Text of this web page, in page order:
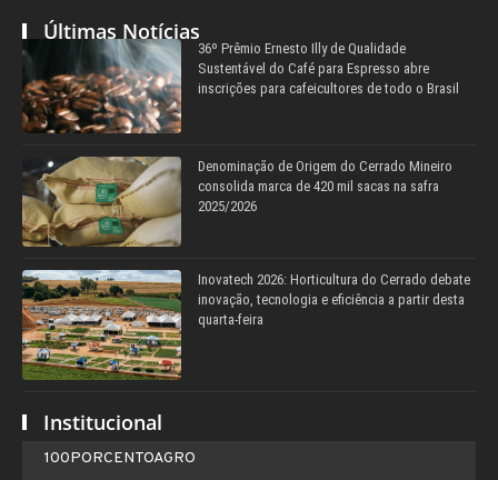
Últimas Notícias
36º Prêmio Ernesto Illy de Qualidade
Sustentável do Café para Espresso abre
inscrições para cafeicultores de todo o Brasil
Denominação de Origem do Cerrado Mineiro
consolida marca de 420 mil sacas na safra
2025/2026
Inovatech 2026: Horticultura do Cerrado debate
inovação, tecnologia e eficiência a partir desta
quarta-feira
Institucional
100PORCENTOAGRO